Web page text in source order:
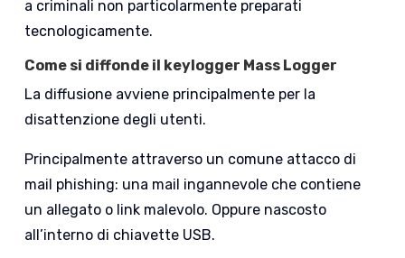
a criminali non particolarmente preparati
tecnologicamente.
Come si diffonde il keylogger Mass Logger
La diffusione avviene principalmente per la
disattenzione degli utenti.
Principalmente attraverso un comune attacco di
mail phishing: una mail ingannevole che contiene
un allegato o link malevolo. Oppure nascosto
all’interno di chiavette USB.